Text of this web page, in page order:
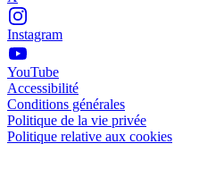
Instagram
YouTube
Accessibilité
Conditions générales
Politique de la vie privée
Politique relative aux cookies